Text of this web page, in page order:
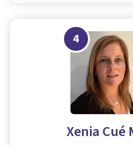
4
Xenia Cué